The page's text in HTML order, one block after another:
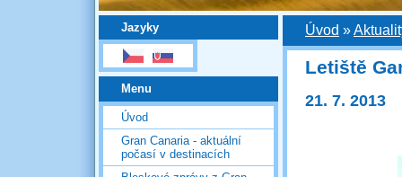
Jazyky
Menu
Úvod
Gran Canaria - aktuální
počasí v destinacích
Úvod »
Letiště
21. 7. 2013